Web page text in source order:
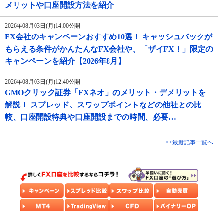
メリットや口座開設方法を紹介
2026年08月03日(月)14:00公開
FX会社のキャンペーンおすすめ10選！ キャッシュバックが
もらえる条件がかんたんなFX会社や、「ザイFX！」限定の
キャンペーンを紹介【2026年8月】
2026年08月03日(月)12:40公開
GMOクリック証券「FXネオ」のメリット・デメリットを
解説！ スプレッド、スワップポイントなどの他社との比
較、口座開設特典や口座開設までの時間、必要…
>>最新記事一覧へ